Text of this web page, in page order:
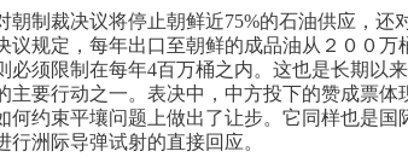
朝制裁决议将停止朝鲜近75%的石油供应，还
议规定，每年出口至朝鲜的成品油从２００万
必须限制在每年4百万桶之内。这也是长期以
主要行动之一。表决中，中方投下的赞成票体
何约束平壤问题上做出了让步。它同样也是国
行洲际导弹试射的直接回应。